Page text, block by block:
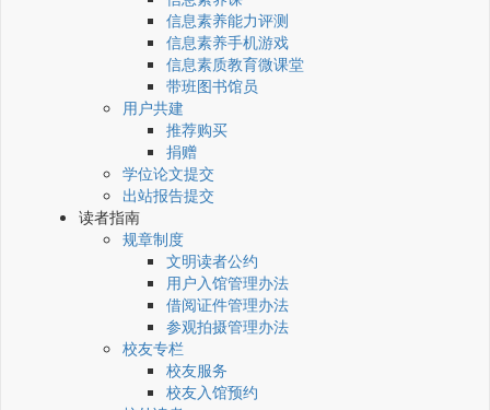
信息素养能力评测
信息素养手机游戏
信息素质教育微课堂
带班图书馆员
用户共建
推荐购买
捐赠
学位论文提交
出站报告提交
读者指南
规章制度
文明读者公约
用户入馆管理办法
借阅证件管理办法
参观拍摄管理办法
校友专栏
校友服务
校友入馆预约